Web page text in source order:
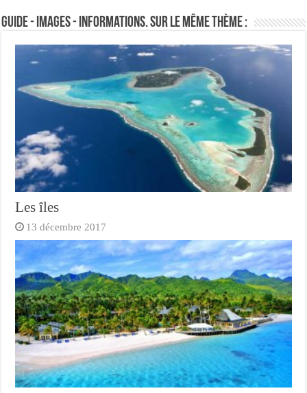
Guide - Images - Informations. Sur le même thème :
Les îles
13 décembre 2017